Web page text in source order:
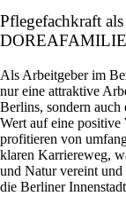
Pflegefachkraft
DOREAFAMILIE
Als Arbeitgeber im
nur eine attraktive
Berlins, sondern auch
Wert auf eine
profitieren von
klaren Karriereweg,
und Natur vereint
die Berliner